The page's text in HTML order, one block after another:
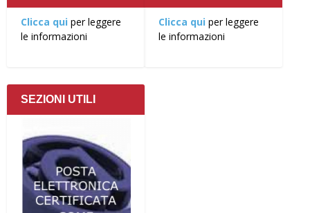
Clicca qui per leggere
le informazioni
Clicca qui per leggere
le informazioni
SEZIONI UTILI